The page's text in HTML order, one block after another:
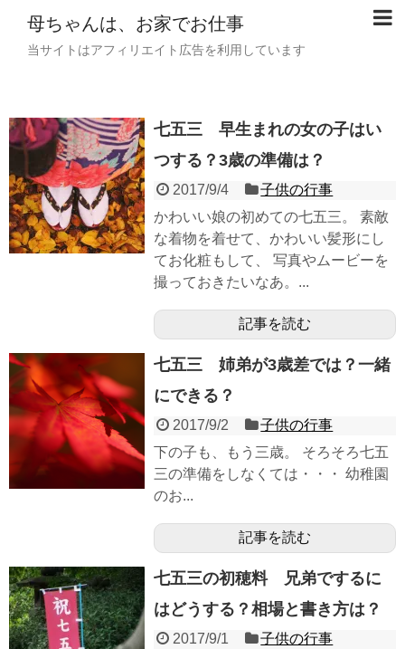
母ちゃんは、お家でお仕事
当サイトはアフィリエイト広告を利用しています
七五三 早生まれの女の子はい
つする？3歳の準備は？
2017/9/4
子供の行事
かわいい娘の初めての七五三。 素敵
な着物を着せて、かわいい髪形にし
てお化粧もして、 写真やムービーを
撮っておきたいなあ。...
記事を読む
七五三 姉弟が3歳差では？一緒
にできる？
2017/9/2
子供の行事
下の子も、もう三歳。 そろそろ七五
三の準備をしなくては・・・ 幼稚園
のお...
記事を読む
七五三の初穂料 兄弟でするに
はどうする？相場と書き方は？
2017/9/1
子供の行事